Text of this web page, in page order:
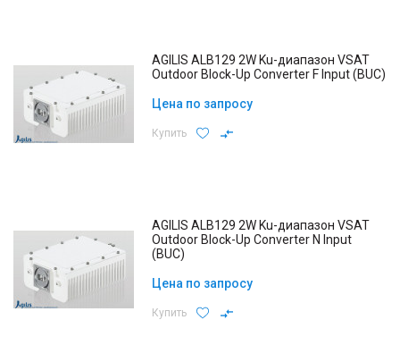
AGILIS ALB129 2W Ku-диапазон VSAT
Outdoor Block-Up Converter F Input (BUC)
Цена по запросу
Купить
AGILIS ALB129 2W Ku-диапазон VSAT
Outdoor Block-Up Converter N Input
(BUC)
Цена по запросу
Купить